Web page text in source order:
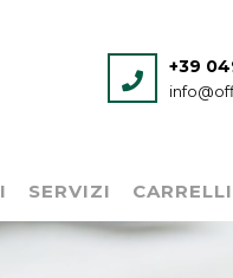
+39
SERVIZI CARRELLI